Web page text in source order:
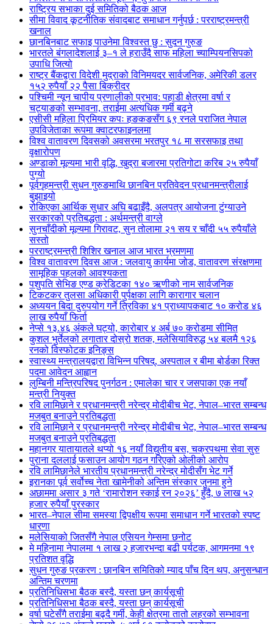
राष्ट्रिय सभाका दुई समितिको बैठक आज
सीमा विवाद कूटनीतिक संवादबाट समाधान गर्नुपर्छ : परराष्ट्रमन्त्री
खनाल
छानबिनबाट सफाइ पाउनेमा विश्वस्त छु : सुदन गुरुङ
भारतले बंगलादेशलाई ३–१ ले हराउँदै साफ महिला च्याम्पियनसिपको
उपाधि जित्यो
राष्ट्र बैंकद्वारा विदेशी मुद्राको विनिमयदर सार्वजनिक, अमेरिकी डलर
१५२ रुपैयाँ २२ पैसा बिक्रीदर
पश्चिमी न्यून चापीय प्रणालीको प्रभाव: पहाडी क्षेत्रमा वर्षा र
चट्याङको सम्भावना, तराईमा अत्यधिक गर्मी बढ्ने
एसीसी महिला प्रिमियर कपः हङकङसँग ६९ रनले पराजित नेपाल
उपविजेताका रूपमा क्वाटरफाइनलमा
विश्व वातावरण दिवसको अवसरमा भरतपुर १८ मा सरसफाइ तथा
वृक्षारोपण
अण्डाको मूल्यमा भारी वृद्धि, खुद्रा बजारमा प्रतिगोटा करिब २५ रुपैयाँ
पुग्यो
पूर्वगृहमन्त्री सुधन गुरुङमाथि छानबिन प्रतिवेदन प्रधानमन्त्रीलाई
बुझाइयो
रोकिएका आर्थिक सुधार अघि बढाइँदै, अलपत्र आयोजना टुंग्याउने
सरकारको प्रतिबद्धता : अर्थमन्त्री वाग्ले
सुनचाँदीको मूल्यमा गिरावट, सुन तोलामा २१ सय र चाँदी ५५ रुपैयाँले
सस्तो
परराष्ट्रमन्त्री शिशिर खनाल आज भारत भ्रमणमा
विश्व वातावरण दिवस आज : जलवायु कार्यमा जोड, वातावरण संरक्षणमा
सामूहिक पहलको आवश्यकता
पशुपति सेभिङ एण्ड क्रेडिटका १४० ऋणीको नाम सार्वजनिक
टिकटकर तुलसा अधिकारी पुर्पक्षका लागि कारागार चलान
अध्ययन बिदा दुरुपयोग गर्ने त्रिविका ४१ प्राध्यापकबाट १० करोड ४६
लाख रुपैयाँ फिर्ता
नेप्से १३.४६ अंकले घट्यो, कारोबार ४ अर्ब ७० करोडमा सीमित
कुशल भुर्तेलको लगातार दोस्रो शतक, मलेसियाविरुद्ध ५४ बलमै १२६
रनको विस्फोटक इनिङ्स
स्वास्थ्य मन्त्रालयद्वारा विभिन्न परिषद्, अस्पताल र बीमा बोर्डका रिक्त
पदमा आवेदन आह्वान
लुम्बिनी मन्त्रिपरिषद पुनर्गठन : एमालेका चार र जसपाका एक नयाँ
मन्त्री नियुक्त
रवि लामिछाने र प्रधानमन्त्री नरेन्द्र मोदीबीच भेट, नेपाल–भारत सम्बन्ध
मजबुत बनाउने प्रतिबद्धता
रवि लामिछाने र प्रधानमन्त्री नरेन्द्र मोदीबीच भेट, नेपाल–भारत सम्बन्ध
मजबुत बनाउने प्रतिबद्धता
महानगर यातायातले थप्यो १६ नयाँ विद्युतीय बस, चक्रपथमा सेवा सुरु
पुराना दललाई फसाउन आयोग गठन गरिएको ओलीको आरोप
रवि लामिछानेले भारतीय प्रधानमन्त्री नरेन्द्र मोदीसँग भेट गर्ने
इरानका पूर्व सर्वोच्च नेता खामेनीको अन्तिम संस्कार जुनमा हुने
अछाममा असार ३ गते ‘रामारोशन स्काई रन २०२६’ हुँदै, ७ लाख ५२
हजार रुपैयाँ पुरस्कार
भारत–नेपाल सीमा समस्या द्विपक्षीय रूपमा समाधान गर्ने भारतको स्पष्ट
धारणा
मलेसियाको जितसँगै नेपाल एसियन गेम्समा छनोट
मे महिनामा नेपालमा १ लाख २ हजारभन्दा बढी पर्यटक, आगमनमा १९
प्रतिशत वृद्धि
सुधन गुरुङ प्रकरण : छानबिन समितिको म्याद पाँच दिन थप, अनुसन्धान
अन्तिम चरणमा
प्रतिनिधिसभा बैठक बस्दै, यस्ता छन् कार्यसूची
प्रतिनिधिसभा बैठक बस्दै, यस्ता छन् कार्यसूची
वर्षा घटेसँगै तराईमा बढ्दै गर्मी, केही क्षेत्रमा तातो लहरको सम्भावना